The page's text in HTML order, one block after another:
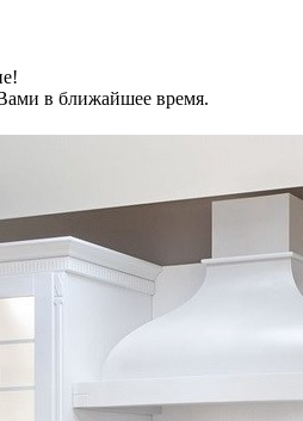
в ближайшее время.